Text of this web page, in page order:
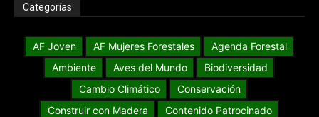
Categorías
AF Joven AF Mujeres Forestales
Agenda Forestal
Ambiente
Aves del Mundo
Biodiversidad
Cambio Climático
Conservación
Construir con Madera
Contenido Patrocinado